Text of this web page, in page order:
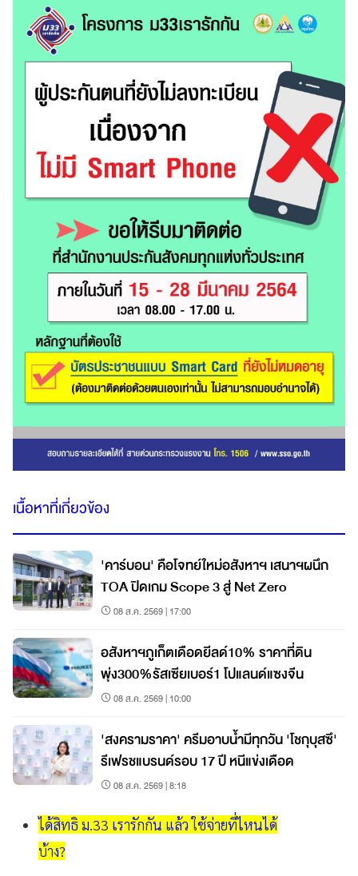
เนื้อหาที่เกี่ยวข้อง
'คาร์บอน' คือโจทย์ใหม่อสังหาฯ เสนาฯผนึก
TOA ปิดเกม Scope 3 สู่ Net Zero
08 ส.ค. 2569 | 17:00
อสังหาฯภูเก็ตเดือดยีลด์10% ราคาที่ดิน
พุ่ง300%รัสเซียเบอร์1 โปแลนด์แซงจีน
08 ส.ค. 2569 | 10:00
'สงครามราคา' ครีมอาบน้ำมีทุกวัน 'โชกุบุสซึ'
รีเฟรชแบรนด์รอบ 17 ปี หนีแข่งเดือด
08 ส.ค. 2569 | 8:18
ได้สิทธิ ม.33 เรารักกัน แล้ว ใช้จ่ายที่ไหนได้
บ้าง?